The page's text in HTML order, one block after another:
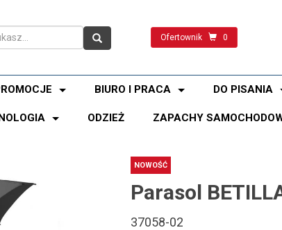
Ofertownik 0
BIURO I PRACA DO PISANIA
ODZIEŻ ZAPACHY
NOWOŚĆ
Parasol
37058-02